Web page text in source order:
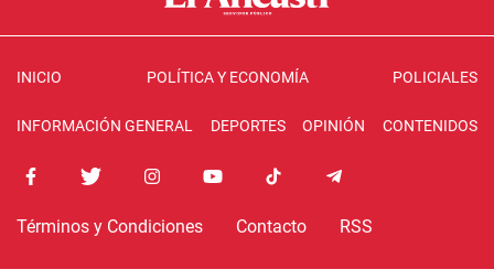
INICIO POLÍTICA Y ECONOMÍA POLICIALES
INFORMACIÓN GENERAL DEPORTES OPINIÓN CONTENIDOS
Términos y Condiciones Contacto RSS